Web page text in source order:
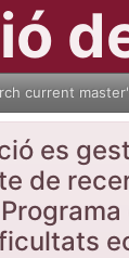
current
es
de